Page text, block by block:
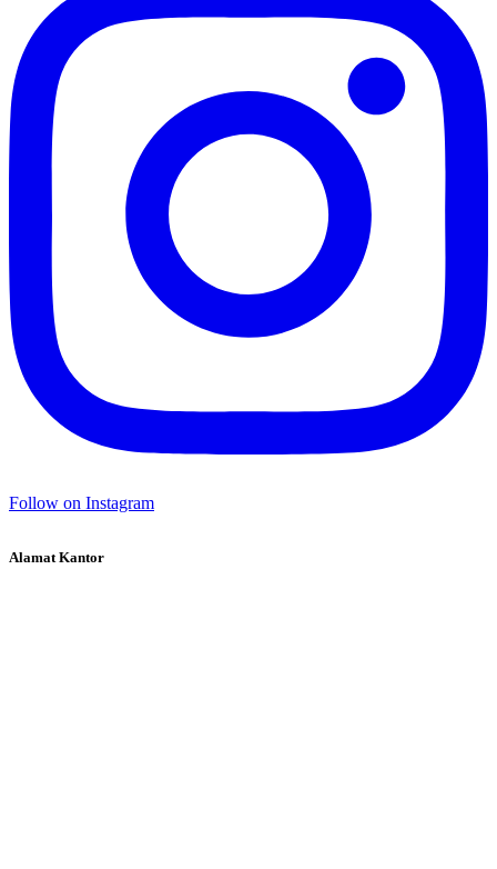
Follow on Instagram
Alamat Kantor